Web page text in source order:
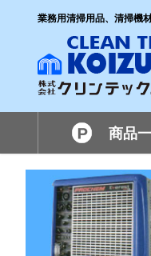
業務用清掃用品、清掃機
商品